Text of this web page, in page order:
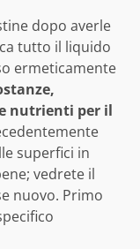
dopo averle
tutto il liquido
ermeticamente
nutrienti per il
superfici in
vedrete il
nuovo. Primo